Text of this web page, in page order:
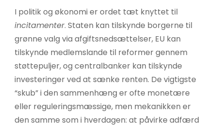
I politik og økonomi er ordet tæt knyttet til
incitamenter. Staten kan tilskynde borgerne til
grønne valg via afgiftsnedsættelser, EU kan
tilskynde medlemslande til reformer gennem
støttepuljer, og centralbanker kan tilskynde
investeringer ved at sænke renten. De vigtigste
“skub” i den sammenhæng er ofte monetære
eller reguleringsmæssige, men mekanikken er
den samme som i hverdagen: at påvirke adfærd